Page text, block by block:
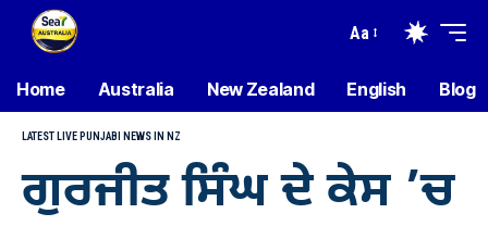
Aa
Home Australia New Zealand English Blog
LATEST LIVE PUNJABI NEWS IN NZ
ਗੁਰਜੀਤ ਸਿੰਘ ਦੇ ਕੇਸ ’ਚ